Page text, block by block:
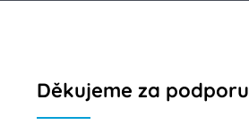
Děkujeme za podporu